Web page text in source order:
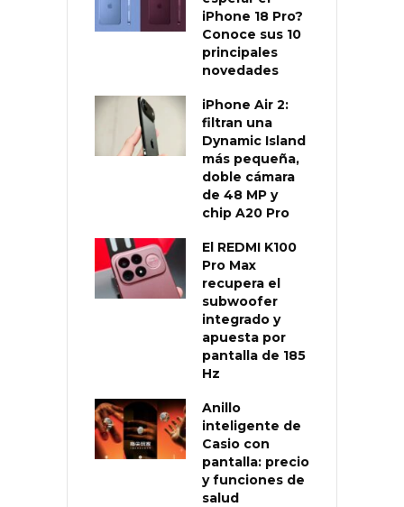
iPhone 18 Pro?
Conoce sus 10
principales
novedades
iPhone Air 2:
filtran una
Dynamic Island
más pequeña,
doble cámara
de 48 MP y
chip A20 Pro
El REDMI K100
Pro Max
recupera el
subwoofer
integrado y
apuesta por
pantalla de 185
Hz
Anillo
inteligente de
Casio con
pantalla: precio
y funciones de
salud